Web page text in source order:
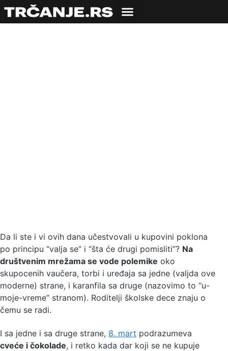
Da li ste i vi ovih dana učestvovali u kupovini poklona
po principu “valja se” i “šta će drugi pomisliti”? Na
društvenim mrežama se vode polemike oko
skupocenih vaučera, torbi i uređaja sa jedne (valjda ove
moderne) strane, i karanfila sa druge (nazovimo to “u-
moje-vreme” stranom). Roditelji školske dece znaju o
čemu se radi.
I sa jedne i sa druge strane, 8. mart podrazumeva
cveće i čokolade, i retko kada dar koji se ne kupuje